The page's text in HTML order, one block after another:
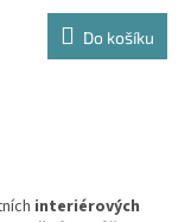
Do košíku
interiérových